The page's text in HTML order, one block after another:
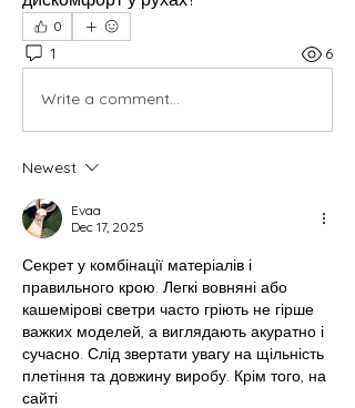
0
1 6
Write a comment...
Newest
Evaa
Dec 17, 2025
Секрет у комбінації матеріалів і
правильного крою. Легкі вовняні або
кашемірові светри часто гріють не гірше
важких моделей, а виглядають акуратно і
сучасно. Слід звертати увагу на щільність
плетіння та довжину виробу. Крім того, на